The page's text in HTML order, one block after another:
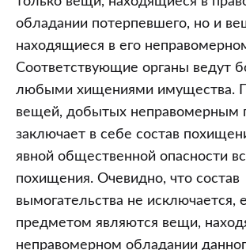
обладании потерпевшего, но и
находящиеся в его
Соответствующие органы ведут
любыми хищениями имущества.
вещей, добытых неправомерным
заключает в себе состав
явной общественной опасности
похищения. Очевидно, что состав
вымогательства не исключается,
предметом являются вещи,
неправомерном обладании